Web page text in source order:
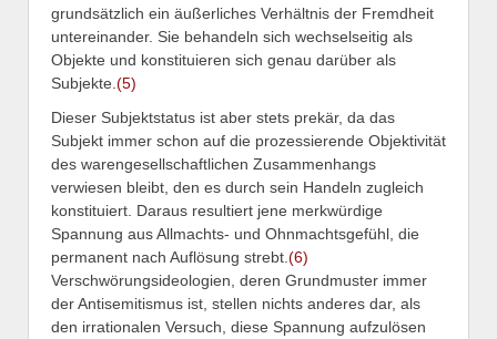
grundsätzlich ein äußerliches Verhältnis der Fremdheit
untereinander. Sie behandeln sich wechselseitig als
Objekte und konstituieren sich genau darüber als
Subjekte. (5)
Dieser Subjektstatus ist aber stets prekär, da das
Subjekt immer schon auf die prozessierende Objektivität
des warengesellschaftlichen Zusammenhangs
verwiesen bleibt, den es durch sein Handeln zugleich
konstituiert. Daraus resultiert jene merkwürdige
Spannung aus Allmachts- und Ohnmachtsgefühl, die
permanent nach Auflösung strebt. (6)
Verschwörungsideologien, deren Grundmuster immer
der Antisemitismus ist, stellen nichts anderes dar, als
den irrationalen Versuch, diese Spannung aufzulösen